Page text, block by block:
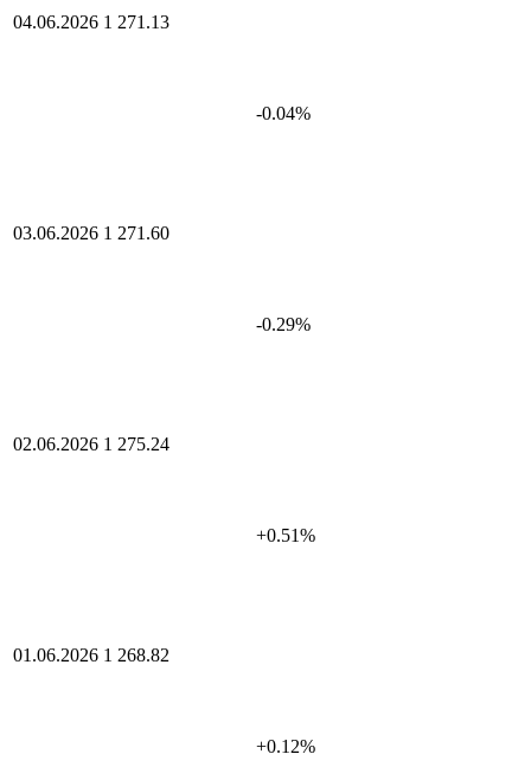
04.06.2026 1 271.13
-0.04%
03.06.2026 1 271.60
-0.29%
02.06.2026 1 275.24
+0.51%
01.06.2026 1 268.82
+0.12%